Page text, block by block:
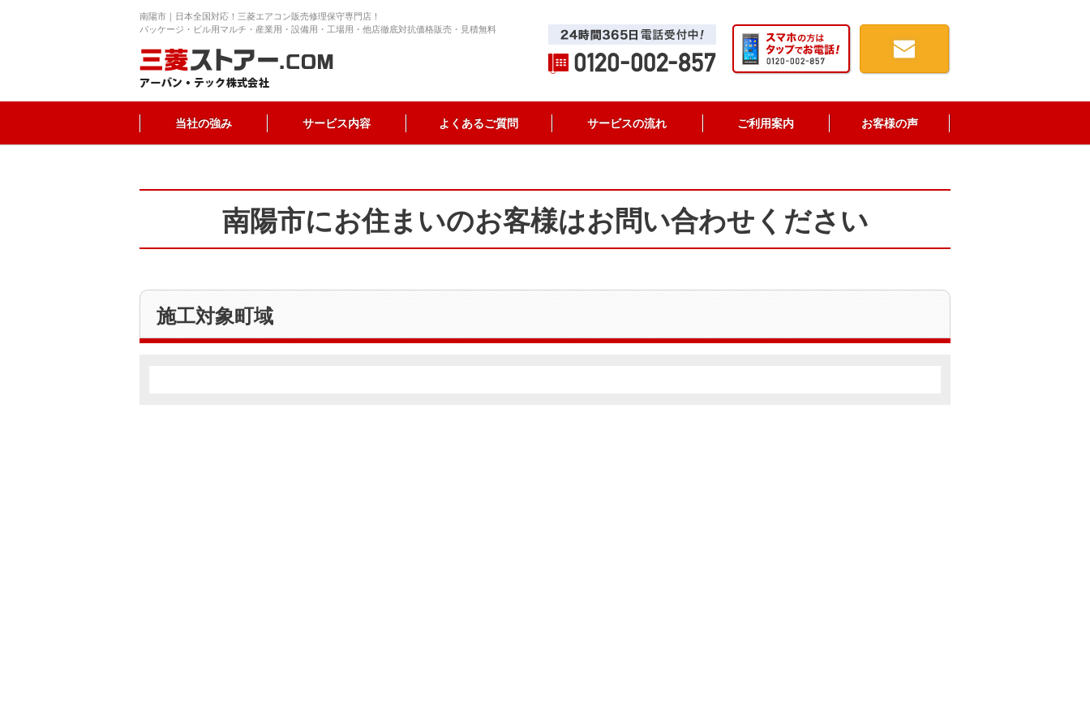
南陽市｜日本全国対応！三菱エアコン販売修理保守専門店！
パッケージ・ビル用マルチ・産業用・設備用・工場用・他店徹底対抗価格販売・見積無料
当社の強み サービス内容 よくあるご質問 サービスの流れ ご利用案内 お客様の声
南陽市にお住まいのお客様はお問い合わせください
施工対象町域